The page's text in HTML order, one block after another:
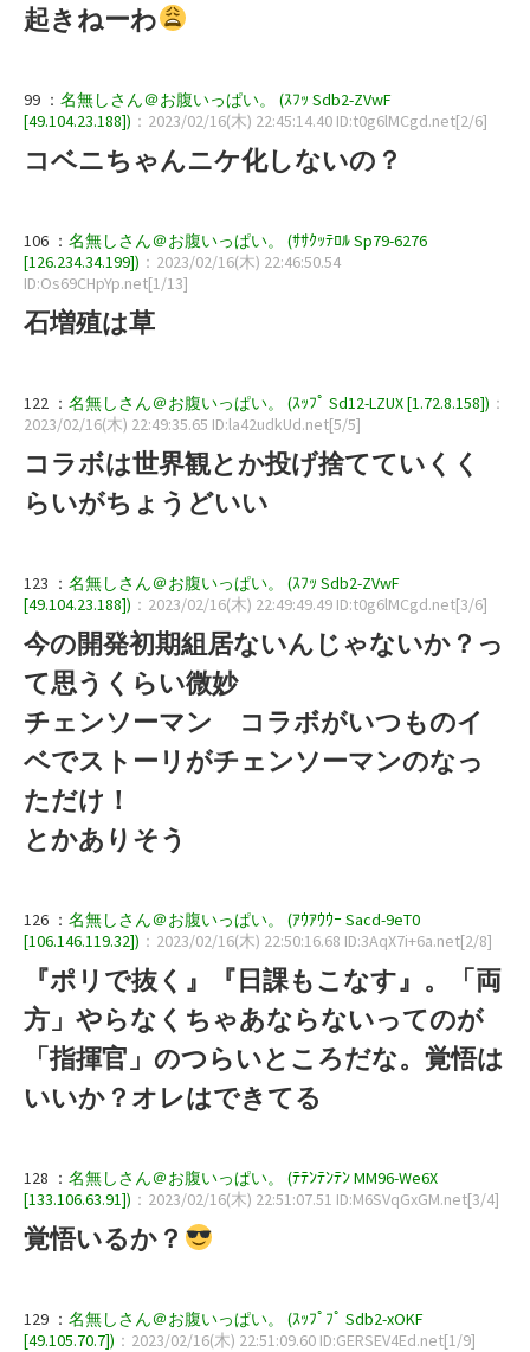
起きねーわ
99 ： 名無しさん＠お腹いっぱい。 (ｽﾌｯ Sdb2-ZVwF
[49.104.23.188]) ：2023/02/16(木) 22:45:14.40 ID:t0g6lMCgd.net[2/6]
コベニちゃんニケ化しないの？
106 ： 名無しさん＠お腹いっぱい。 (ｻｻｸｯﾃﾛﾙ Sp79-6276
[126.234.34.199]) ：2023/02/16(木) 22:46:50.54
ID:Os69CHpYp.net[1/13]
石増殖は草
122 ： 名無しさん＠お腹いっぱい。 (ｽｯﾌﾟ Sd12-LZUX [1.72.8.158]) ：
2023/02/16(木) 22:49:35.65 ID:la42udkUd.net[5/5]
コラボは世界観とか投げ捨てていくく
らいがちょうどいい
123 ： 名無しさん＠お腹いっぱい。 (ｽﾌｯ Sdb2-ZVwF
[49.104.23.188]) ：2023/02/16(木) 22:49:49.49 ID:t0g6lMCgd.net[3/6]
今の開発初期組居ないんじゃないか？っ
て思うくらい微妙
チェンソーマン コラボがいつものイ
ベでストーリがチェンソーマンのなっ
ただけ！
とかありそう
126 ： 名無しさん＠お腹いっぱい。 (ｱｳｱｳｳｰ Sacd-9eT0
[106.146.119.32]) ：2023/02/16(木) 22:50:16.68 ID:3AqX7i+6a.net[2/8]
『ポリで抜く』『日課もこなす』。「両
方」やらなくちゃあならないってのが
「指揮官」のつらいところだな。覚悟は
いいか？オレはできてる
128 ： 名無しさん＠お腹いっぱい。 (ﾃﾃﾝﾃﾝﾃﾝ MM96-We6X
[133.106.63.91]) ：2023/02/16(木) 22:51:07.51 ID:M6SVqGxGM.net[3/4]
覚悟いるか？
129 ： 名無しさん＠お腹いっぱい。 (ｽｯﾌﾟﾌﾟ Sdb2-xOKF
[49.105.70.7]) ：2023/02/16(木) 22:51:09.60 ID:GERSEV4Ed.net[1/9]